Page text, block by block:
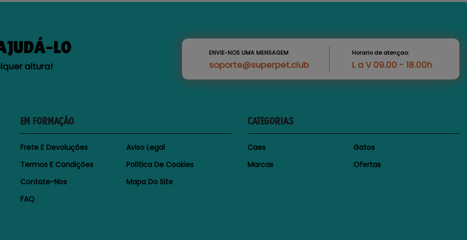
LO
altura!
ENVIE-NOS UMA MENSAGEM
soporte@superpet.club
Horario de atençao:
L a V 09.00 - 18.00h
EM FORMAÇÃO
Frete E Devoluções
Aviso Legal
Termos E Condições
Política De Cookies
Contate-Nos
Mapa Do Site
FAQ
CATEGORIAS
Caes
Gatos
Marcas
Ofertas